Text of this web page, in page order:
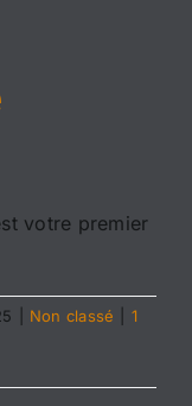
votre premier
Non classé
1